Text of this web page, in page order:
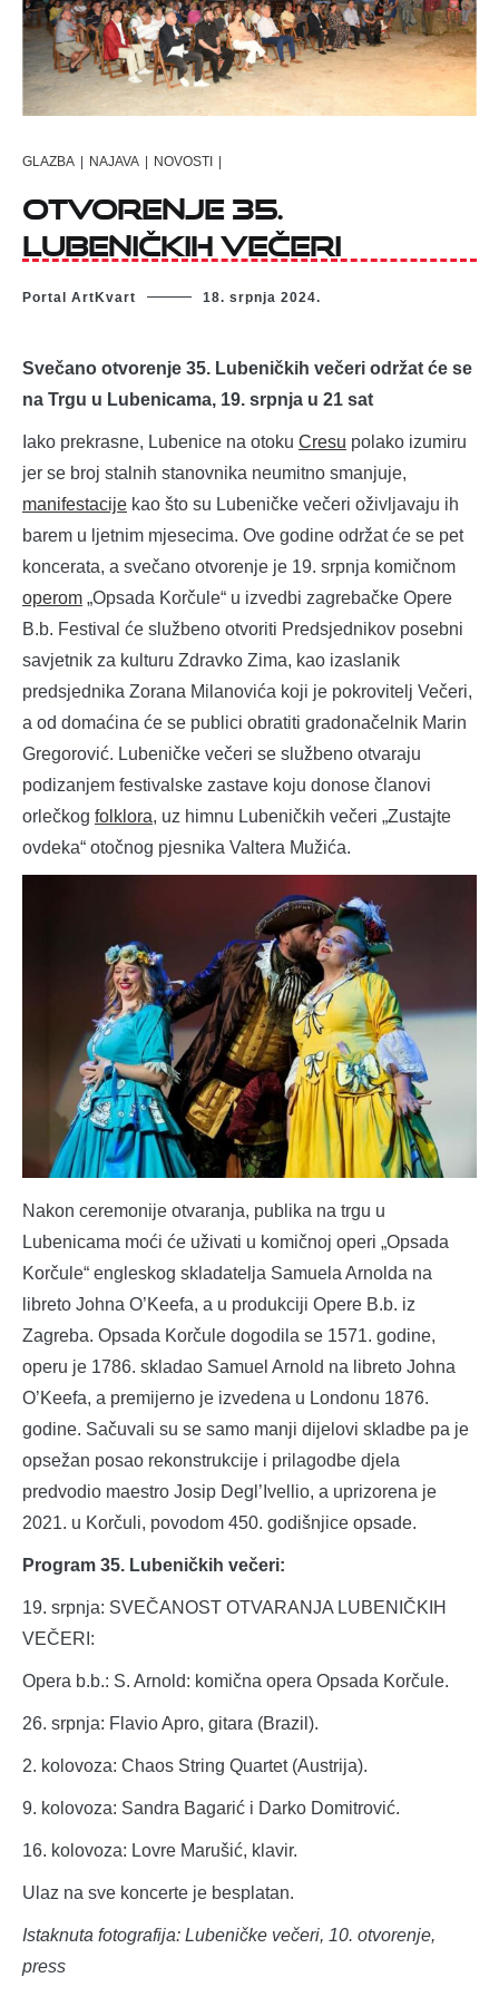
GLAZBA | NAJAVA | NOVOSTI |
Otvorenje 35.
Lubeničkih večeri
Portal ArtKvart 18. srpnja 2024.
Svečano otvorenje 35. Lubeničkih večeri održat će se
na Trgu u Lubenicama, 19. srpnja u 21 sat
Iako prekrasne, Lubenice na otoku Cresu polako izumiru
jer se broj stalnih stanovnika neumitno smanjuje,
manifestacije kao što su Lubeničke večeri oživljavaju ih
barem u ljetnim mjesecima. Ove godine održat će se pet
koncerata, a svečano otvorenje je 19. srpnja komičnom
operom „Opsada Korčule“ u izvedbi zagrebačke Opere
B.b. Festival će službeno otvoriti Predsjednikov posebni
savjetnik za kulturu Zdravko Zima, kao izaslanik
predsjednika Zorana Milanovića koji je pokrovitelj Večeri,
a od domaćina će se publici obratiti gradonačelnik Marin
Gregorović. Lubeničke večeri se službeno otvaraju
podizanjem festivalske zastave koju donose članovi
orlečkog folklora, uz himnu Lubeničkih večeri „Zustajte
ovdeka“ otočnog pjesnika Valtera Mužića.
Nakon ceremonije otvaranja, publika na trgu u
Lubenicama moći će uživati u komičnoj operi „Opsada
Korčule“ engleskog skladatelja Samuela Arnolda na
libreto Johna O’Keefa, a u produkciji Opere B.b. iz
Zagreba. Opsada Korčule dogodila se 1571. godine,
operu je 1786. skladao Samuel Arnold na libreto Johna
O’Keefa, a premijerno je izvedena u Londonu 1876.
godine. Sačuvali su se samo manji dijelovi skladbe pa je
opsežan posao rekonstrukcije i prilagodbe djela
predvodio maestro Josip Degl’Ivellio, a uprizorena je
2021. u Korčuli, povodom 450. godišnjice opsade.
Program 35. Lubeničkih večeri:
19. srpnja: SVEČANOST OTVARANJA LUBENIČKIH
VEČERI:
Opera b.b.: S. Arnold: komična opera Opsada Korčule.
26. srpnja: Flavio Apro, gitara (Brazil).
2. kolovoza: Chaos String Quartet (Austrija).
9. kolovoza: Sandra Bagarić i Darko Domitrović.
16. kolovoza: Lovre Marušić, klavir.
Ulaz na sve koncerte je besplatan.
Istaknuta fotografija: Lubeničke večeri, 10. otvorenje,
press